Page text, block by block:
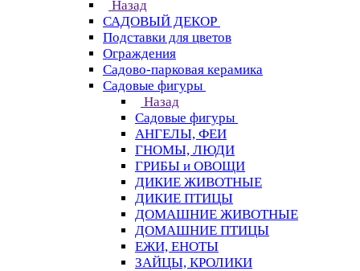
Назад
САДОВЫЙ ДЕКОР
Подставки для цветов
Ограждения
Садово-парковая керамика
Садовые фигуры
Назад
Садовые фигуры
АНГЕЛЫ, ФЕИ
ГНОМЫ, ЛЮДИ
ГРИБЫ и ОВОЩИ
ДИКИЕ ЖИВОТНЫЕ
ДИКИЕ ПТИЦЫ
ДОМАШНИЕ ЖИВОТНЫЕ
ДОМАШНИЕ ПТИЦЫ
ЕЖИ, ЕНОТЫ
ЗАЙЦЫ, КРОЛИКИ